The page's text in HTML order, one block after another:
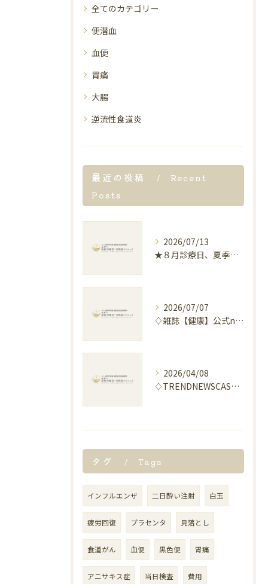
全てのカテゴリー
便潜血
血便
胃痛
大腸
逆流性食道炎
最近の投稿
Recent
Posts
2026/07/13
★８月診療日、夏季休暇のお知らせ★
2026/07/07
♢雑誌【健康】公式note “「麻辣湯」による胃腸の不調について”記事解説のお知らせ♢
2026/04/08
♢TRENDNEWSCASTERに取材協力しました♢
タグ Tags
インフルエンザ 二日酔い注射 白玉
疲労回復 プラセンタ 見落とし
食道がん 血便 黒色便 胃痛
アニサキス症 当日検査 費用